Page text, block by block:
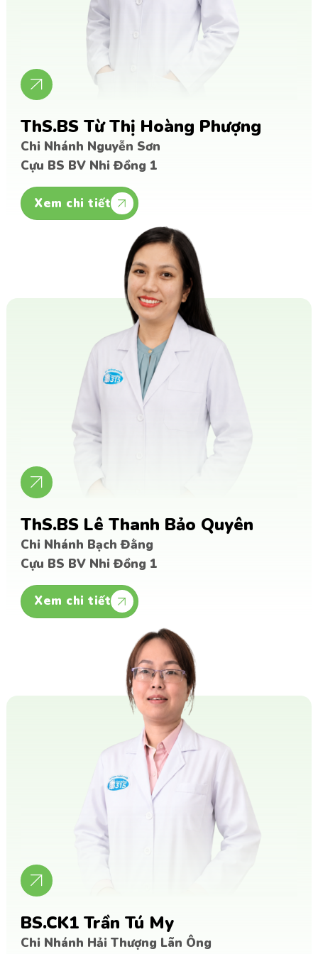
ThS.BS Từ Thị Hoàng Phượng
Chi Nhánh Nguyễn Sơn
Cựu BS BV Nhi Đồng 1
Xem chi tiết
ThS.BS Lê Thanh Bảo Quyên
Chi Nhánh Bạch Đằng
Cựu BS BV Nhi Đồng 1
Xem chi tiết
BS.CK1 Trần Tú My
Chi Nhánh Hải Thượng Lãn Ông